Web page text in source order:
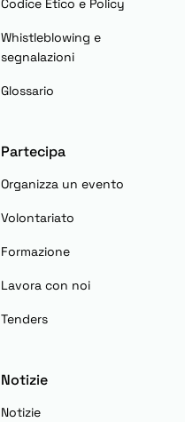
Codice Etico e Policy
Whistleblowing e
segnalazioni
Glossario
Partecipa
Organizza un evento
Volontariato
Formazione
Lavora con noi
Tenders
Notizie
Notizie